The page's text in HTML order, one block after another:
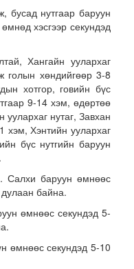
бусад нутгаар баруун
хэсгээр секундэд
Хангайн уулархаг
голын хөндийгөөр 3-8
хотгор, говийн бүс
9-14 хэм, өдөртөө
уулархаг нутаг, Завхан
хэм, Хэнтийн уулархаг
бүс нутгийн баруун
Салхи баруун өмнөөс
байна.
өмнөөс секундэд 5-
өмнөөс секундэд 5-10